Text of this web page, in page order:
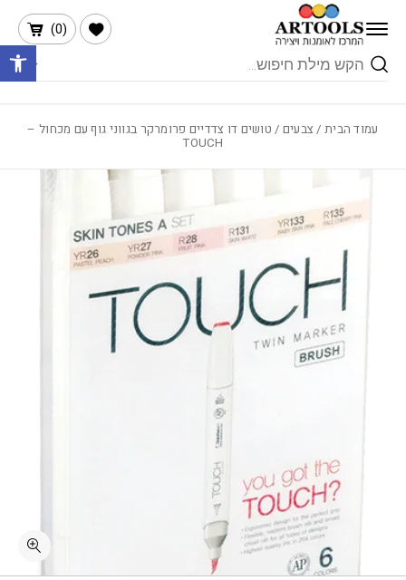
Skip to Content
Products
search
(
0
)
הרשימה שלי
עמוד הבית/ צבעים / טושים דו צדדיים פרומרקר בגווני גוף עם מכחול –
TOUCH
בחזרה למעלה